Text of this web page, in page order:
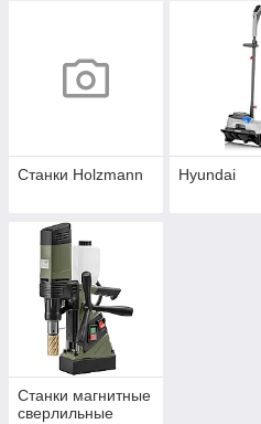
Станки Holzmann Hyundai
Станки магнитные
сверлильные